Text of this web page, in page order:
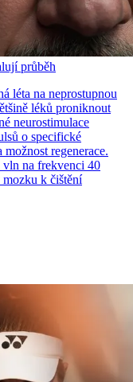
průběh
léta na neprostupnou
léků proniknout
neurostimulace
o specifické
regenerace.
na frekvenci 40
k čištění